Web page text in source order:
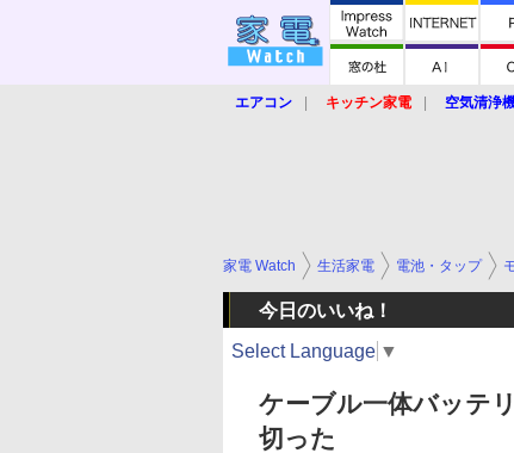
エアコン キッチン家電 空気清浄
家電 Watch 生活家電 電池・タップ
今日のいいね！
Select Language ▼
ケーブル一体バッテ
切った